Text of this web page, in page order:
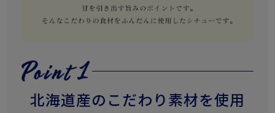
北海道産のこだわり素材を使用